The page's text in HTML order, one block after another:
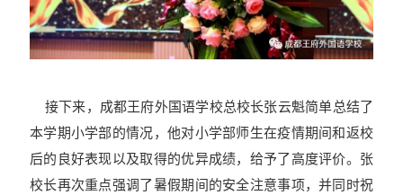
接下来，成都王府外国语学校总校长张云魁简单总结了
本学期小学部的情况，他对小学部师生在疫情期间和返校
后的良好表现以及取得的优异成绩，给予了高度评价。张
校长再次重点强调了暑假期间的安全注意事项，并同时祝